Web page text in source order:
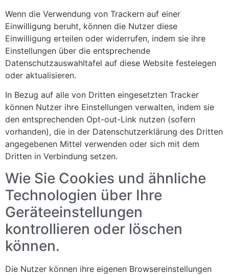
Wenn die Verwendung von Trackern auf einer
Einwilligung beruht, können die Nutzer diese
Einwilligung erteilen oder widerrufen, indem sie ihre
Einstellungen über die entsprechende
Datenschutzauswahltafel auf diese Website festelegen
oder aktualisieren.
In Bezug auf alle von Dritten eingesetzten Tracker
können Nutzer ihre Einstellungen verwalten, indem sie
den entsprechenden Opt-out-Link nutzen (sofern
vorhanden), die in der Datenschutzerklärung des Dritten
angegebenen Mittel verwenden oder sich mit dem
Dritten in Verbindung setzen.
Wie Sie Cookies und ähnliche
Technologien über Ihre
Geräteeinstellungen
kontrollieren oder löschen
können.
Die Nutzer können ihre eigenen Browsereinstellungen